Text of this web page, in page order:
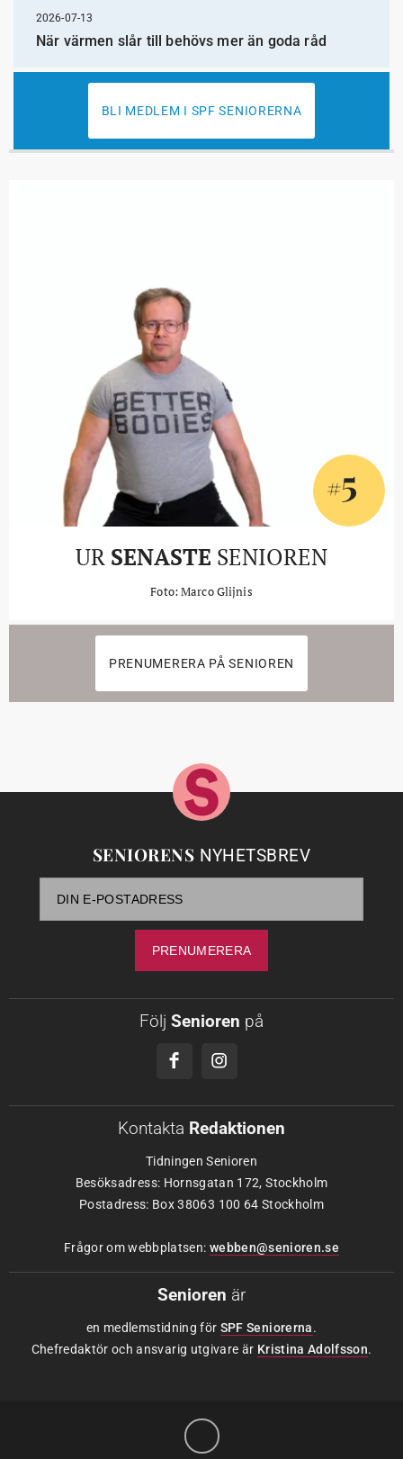
2026-07-13
När värmen slår till behövs mer än goda råd
BLI MEDLEM I SPF SENIORERNA
#5
UR SENASTE SENIOREN
Foto: Marco Glijnis
PRENUMERERA PÅ SENIOREN
SENIORENS NYHETSBREV
Följ Senioren på
Kontakta Redaktionen
Tidningen Senioren
Besöksadress: Hornsgatan 172, Stockholm
Postadress: Box 38063 100 64 Stockholm
Frågor om webbplatsen: webben@senioren.se
Senioren är
en medlemstidning för SPF Seniorerna.
Chefredaktör och ansvarig utgivare är Kristina Adolfsson.